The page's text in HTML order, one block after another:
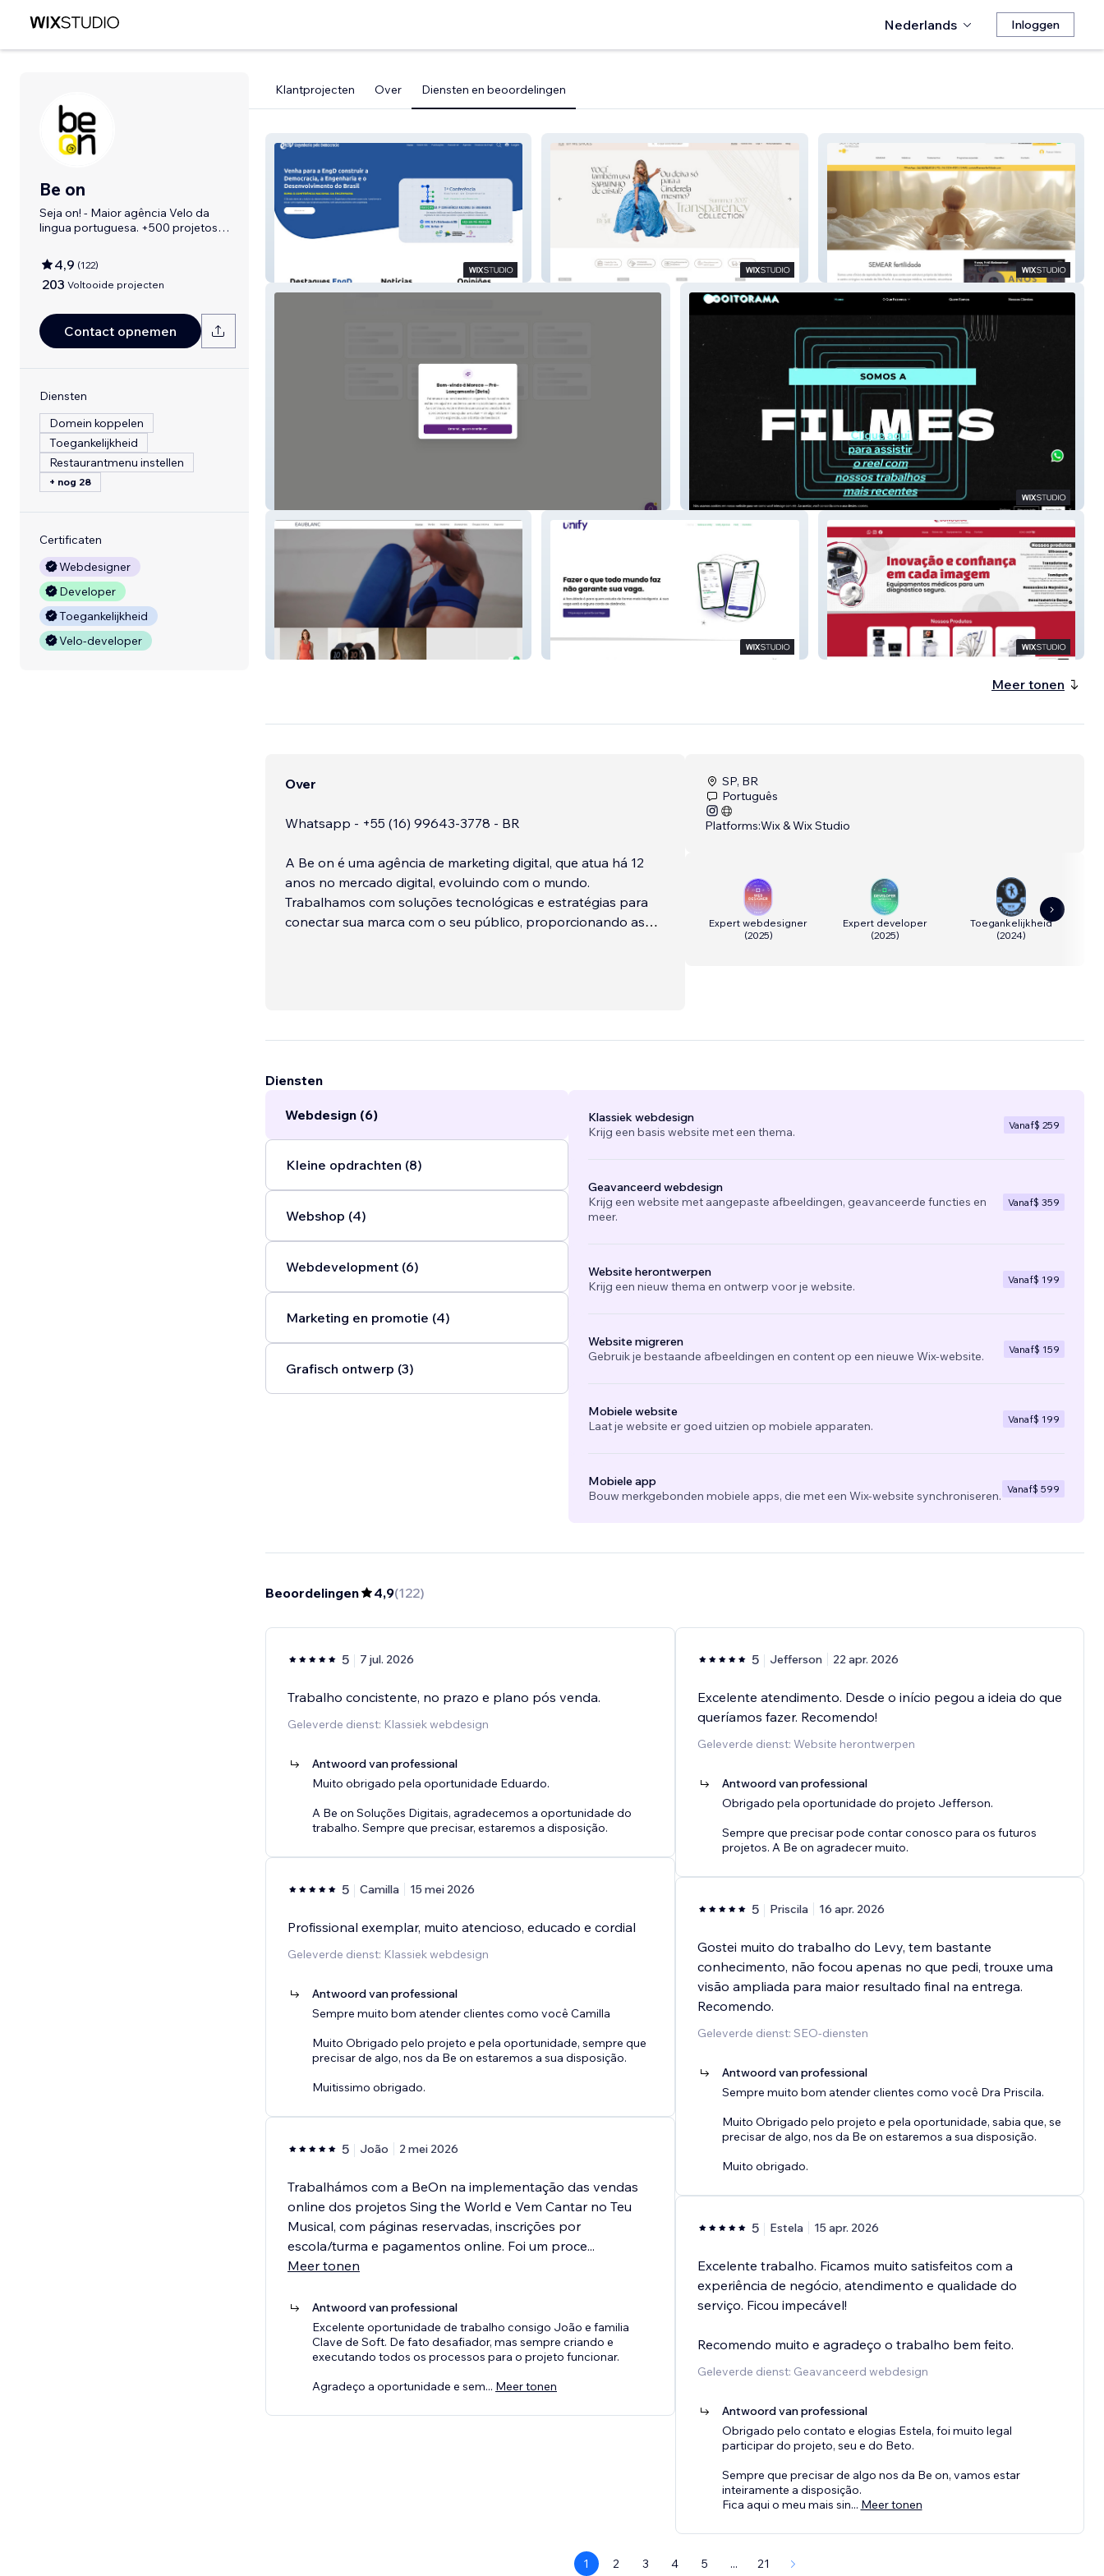
Nederlands Inloggen
Be on
Seja on! - Maior agência Velo da
lingua portuguesa. +500 projetos
4,9 (122)
203 Voltooide projecten
Contact opnemen
Diensten
Domein koppelen
Toegankelijkheid
Restaurantmenu instellen
+ nog 28
Certificaten
Webdesigner
Developer
Toegankelijkheid
Velo-developer
Klantprojecten Over Diensten en beoordelingen
By Me Shoes Brazil SEMEAR fertilidade
EauBlanc Sonograf
Meer tonen
Over
Whatsapp - +55 (16) 99643-3778 - BR
A Be on é uma agência de marketing digital, que atua há 12
anos no mercado digital, evoluindo com o mundo.
Trabalhamos com soluções tecnológicas e estratégias para
conectar sua marca com o seu público, proporcionando as
SP, BR
Português
Platforms:Wix & Wix Studio
Expert webdesigner
(2025)
Expert developer
(2025)
Toegankelijkheid
(2024)
Diensten
Webdesign (6)
Kleine opdrachten (8)
Webshop (4)
Webdevelopment (6)
Marketing en promotie (4)
Grafisch ontwerp (3)
Klassiek webdesign
Krijg een basis website met een thema.
Vanaf$ 259
Geavanceerd webdesign
Krijg een website met aangepaste afbeeldingen, geavanceerde functies en
meer.
Vanaf$ 359
Website herontwerpen
Krijg een nieuw thema en ontwerp voor je website.
Vanaf$ 199
Website migreren
Gebruik je bestaande afbeeldingen en content op een nieuwe Wix-website.
Vanaf$ 159
Mobiele website
Laat je website er goed uitzien op mobiele apparaten.
Vanaf$ 199
Mobiele app
Bouw merkgebonden mobiele apps, die met een Wix-website synchroniseren. Vanaf$ 599
Beoordelingen 4,9(122)
5 7 jul. 2026
Trabalho concistente, no prazo e plano pós venda.
Geleverde dienst: Klassiek webdesign
Antwoord van professional
Muito obrigado pela oportunidade Eduardo.
A Be on Soluções Digitais, agradecemos a oportunidade do
trabalho. Sempre que precisar, estaremos a disposição.
5 Camilla 15 mei 2026
Profissional exemplar, muito atencioso, educado e cordial
Geleverde dienst: Klassiek webdesign
Antwoord van professional
Sempre muito bom atender clientes como você Camilla
Muito Obrigado pelo projeto e pela oportunidade, sempre que
precisar de algo, nos da Be on estaremos a sua disposição.
Muitissimo obrigado.
5 João 2 mei 2026
Trabalhámos com a BeOn na implementação das vendas
online dos projetos Sing the World e Vem Cantar no Teu
Musical, com páginas reservadas, inscrições por
escola/turma e pagamentos online. Foi um proce...
Meer tonen
Antwoord van professional
Excelente oportunidade de trabalho consigo João e familia
Clave de Soft. De fato desafiador, mas sempre criando e
executando todos os processos para o projeto funcionar.
Agradeço a oportunidade e sem... Meer tonen
5 Jefferson 22 apr. 2026
Excelente atendimento. Desde o início pegou a ideia do que
queríamos fazer. Recomendo!
Geleverde dienst: Website herontwerpen
Antwoord van professional
Obrigado pela oportunidade do projeto Jefferson.
Sempre que precisar pode contar conosco para os futuros
projetos. A Be on agradecer muito.
5 Priscila 16 apr. 2026
Gostei muito do trabalho do Levy, tem bastante
conhecimento, não focou apenas no que pedi, trouxe uma
visão ampliada para maior resultado final na entrega.
Recomendo.
Geleverde dienst: SEO-diensten
Antwoord van professional
Sempre muito bom atender clientes como você Dra Priscila.
Muito Obrigado pelo projeto e pela oportunidade, sabia que, se
precisar de algo, nos da Be on estaremos a sua disposição.
Muito obrigado.
5 Estela 15 apr. 2026
Excelente trabalho. Ficamos muito satisfeitos com a
experiência de negócio, atendimento e qualidade do
serviço. Ficou impecável!
Recomendo muito e agradeço o trabalho bem feito.
Geleverde dienst: Geavanceerd webdesign
Antwoord van professional
Obrigado pelo contato e elogias Estela, foi muito legal
participar do projeto, seu e do Beto.
Sempre que precisar de algo nos da Be on, vamos estar
inteiramente a disposição.
Fica aqui o meu mais sin... Meer tonen
1 2 3 4 5 ... 21